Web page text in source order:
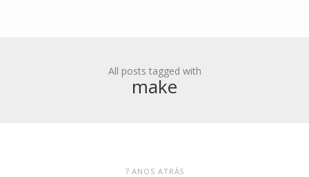
All posts tagged with
make
7 ANOS ATRÁS